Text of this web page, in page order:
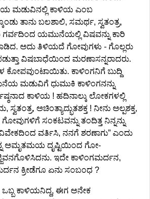
ಮಡುವಿನಲ್ಲಿ ಕಾಳಿಯ ಎಂಬ
ತಾನು ಬಲಶಾಲಿ, ಸಮರ್ಥ, ಸ್ವತಂತ್ರ,
ಗರ್ವದಿಂದ ಯಮುನೆಯಲ್ಲಿ ವಿಷವನ್ನು ಕಾರಿ
ಅದು ತಿಳಿಯದೆ ಗೋವುಗಳು - ಗೊಲ್ಲರು
ವಿಷಬಾಧೆಯಿಂದ ಮರಣಾಸನ್ನರಾದರು.
ಕೋಪವುಂಟಾಯಿತು. ಕಾಳಿಂಗನಿಗೆ ಬುದ್ದಿ
ಮಡುವಿಗೆ ಧುಮುಕಿ ಕಾಳಿಂಗನನ್ನು
ಕಾಳಿಯ ! ಹದಿನಾಲ್ಕು ಲೋಕಗಳಲ್ಲಿ
ಅಚಿಂತ್ಯಾದ್ಭುತಶಕ್ತ ! ನೀನು ಅಲ್ಪಶಕ್ತ,
ಸಂಕಟವನ್ನು ತಂದಿತ್ತ ನಿನ್ನನ್ನು
ವಿವೇಕದಿಂದ ವರ್ತಿಸಿ, ನನಗೆ ಶರಣಾಗು” ಎಂದು
ಅಮೃತಮಯ ದೃಷ್ಟಿಯಿಂದ ಗೋ-
ಇದೇ ಕಾಳಿಂಗಮರ್ದನ,
ಕ್ರೀಡೆಗೂ ಏನು ಸಂಬಂಧ ?
ಕಾಳಿಯನಿದ್ದ, ಈಗ ಅನೇಕ